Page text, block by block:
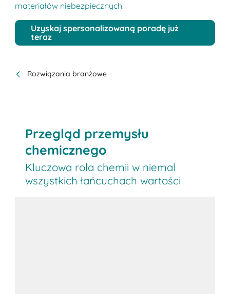
materiałów niebezpiecznych.
Uzyskaj spersonalizowaną poradę już
teraz
Rozwiązania branżowe
Przegląd przemysłu
chemicznego
Kluczowa rola chemii w niemal
wszystkich łańcuchach wartości